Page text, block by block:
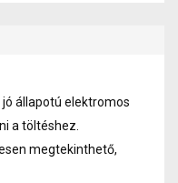
állapotú elektromos
a töltéshez.
megtekinthető,